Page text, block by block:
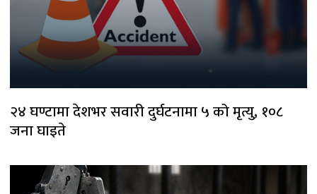
२४ घण्टामा देशभर सवारी दुर्घटनामा ५ को मृत्यु, १०८
जना घाइते